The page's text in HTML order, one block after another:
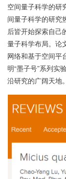
空间量子科学的研
间量子科学的研究
后皆开始探索自己
量子科学布局。论
网络和基于空间平
明“墨子号”系列实
沿研究的广阔天地。